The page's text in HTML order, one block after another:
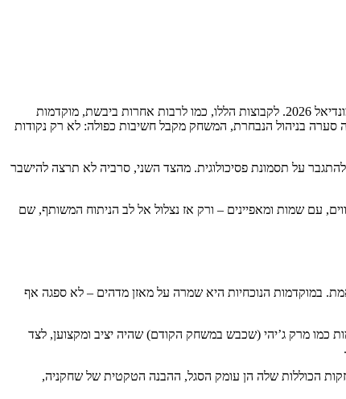
המשחק בין אנגליה לסרביה ב־13 בנובמבר 2025 עומד במרכז תשומת הלב של אוהדי הכדורגל האירופי, שכן הוא חלק מתמונת גבעת הקרב על ההעפלה למונדיאל 2026. לקבוצות הללו, כמו לרבות אחרות ביבשת, מוקדמות
סערה בניהול הנבחרת, המשחק מקבל חשיבות כפולה: לא רק נקודות
אנגליה חגגה ניצחון מוחץ 0-5, מה שהפך את הסרבים למי שצריכים להתגבר על תסמונת פסיכולוגית. מהצד השני, סרביה לא תרצה להישבר
עם שמות ומאפיינים – ורק אז נצלול אל לב הניתוח המשותף, שם
במוקדמות הנוכחיות היא שמרה על מאזן מדהים – לא ספגה אף
כמו מרק ג’יהי (שכבש במשחק הקודם) שהיה יציב ומקצוען, לצד
הכוללות שלה הן עומק הסגל, ההבנה הטקטית של שחקניה,